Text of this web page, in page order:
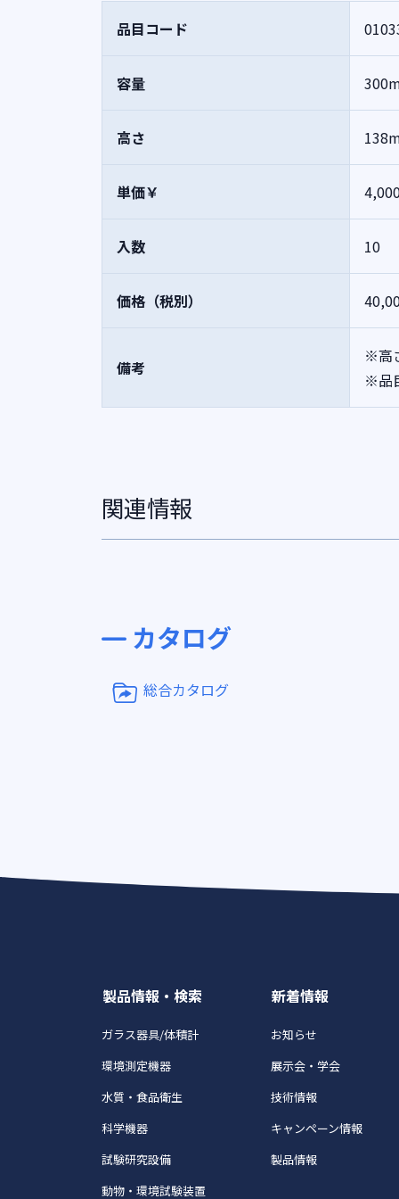
品目コード
容量
高さ
単価￥
入数 10
価格（税別）
備考
※高
※品
関連情報
カタログ
総合カタログ
製品情報・検索
ガラス器具/体積計
環境測定機器
水質・食品衛生
科学機器
試験研究設備
動物・環境試験装置
新着情報
お知らせ
展示会・学会
技術情報
キャンペーン情報
製品情報